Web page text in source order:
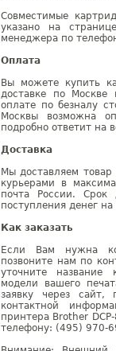
Совместимые
указано на
менеджера по
Оплата
Вы можете купить
доставке по Москве
оплате по безналу
Москвы возможна
подробно ответит на
Доставка
Мы доставляем товар
курьерами в
почта России.
поступления денег
Как заказать
Если Вам нужна
позвоните нам по
уточните название
модели вашего
заявку через
контактной
принтера Brother
телефону: (495) 970-